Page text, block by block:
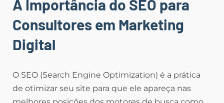
A Importância do SEO para
Consultores em Marketing
Digital
O SEO (Search Engine Optimization) é a prática
de otimizar seu site para que ele apareça nas